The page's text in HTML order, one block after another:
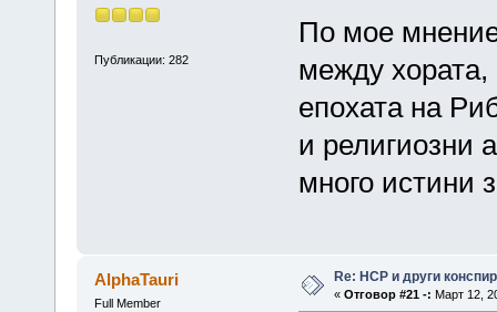
Публикации: 282
По мое
между хората,
епохата на
и религиозни
много истини
AlphaTauri
Full Member
Re: НСР и други
« Отговор #21 -: Март 12,